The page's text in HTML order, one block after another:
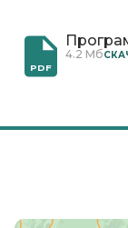
PDF
4.2 Мб